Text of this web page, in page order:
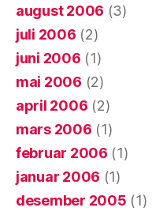
august 2006 (3)
juli 2006 (2)
juni 2006 (1)
mai 2006 (2)
april 2006 (2)
mars 2006 (1)
februar 2006 (1)
januar 2006 (1)
desember 2005 (1)